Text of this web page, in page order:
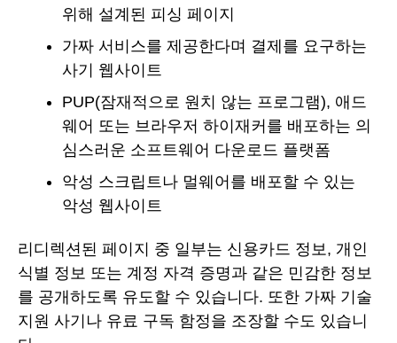
위해 설계된 피싱 페이지
가짜 서비스를 제공한다며 결제를 요구하는
사기 웹사이트
PUP(잠재적으로 원치 않는 프로그램), 애드
웨어 또는 브라우저 하이재커를 배포하는 의
심스러운 소프트웨어 다운로드 플랫폼
악성 스크립트나 멀웨어를 배포할 수 있는
악성 웹사이트
리디렉션된 페이지 중 일부는 신용카드 정보, 개인
식별 정보 또는 계정 자격 증명과 같은 민감한 정보
를 공개하도록 유도할 수 있습니다. 또한 가짜 기술
지원 사기나 유료 구독 함정을 조장할 수도 있습니